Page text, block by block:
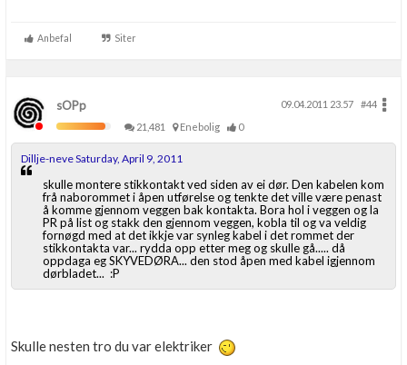
Anbefal Siter
sOPp 09.04.2011 23.57
#44
21,481
Enebolig 0
Dillje-neve Saturday, April 9, 2011
skulle montere stikkontakt ved siden av ei dør. Den kabelen kom
frå naborommet i åpen utførelse og tenkte det ville være penast
å komme gjennom veggen bak kontakta. Bora hol i veggen og la
PR på list og stakk den gjennom veggen, kobla til og va veldig
fornøgd med at det ikkje var synleg kabel i det rommet der
stikkontakta var... rydda opp etter meg og skulle gå..... då
oppdaga eg SKYVEDØRA... den stod åpen med kabel igjennom
dørbladet... :P
Skulle nesten tro du var elektriker